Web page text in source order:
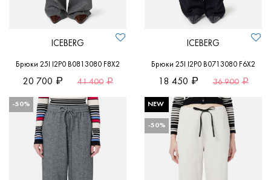
ICEBERG
Брюки 25I I2P0 B0813080 F8X2
20 700 41 400
ICEBERG
Брюки 25I I2P0 B0713080 F6X2
18 450 36 900
-50% NEW
-50%